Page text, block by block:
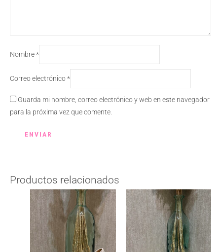
Nombre*
Correo electrónico*
Guarda mi nombre, correo electrónico y web en este navegador
para la próxima vez que comente.
Productos relacionados